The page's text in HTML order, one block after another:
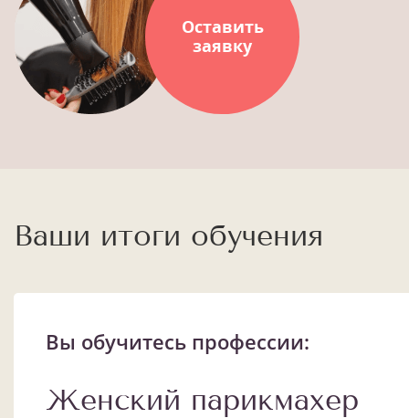
Оставить
заявку
Ваши итоги обучения
Вы обучитесь профессии:
Женский парикмахер